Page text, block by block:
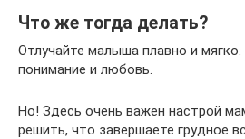
Что же тогда делать?
Отлучайте малыша плавно и
понимание и любовь.
Но! Здесь очень важен настрой
решить, что завершаете грудное